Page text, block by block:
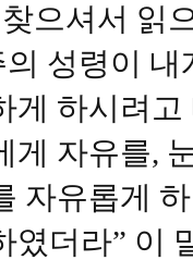
으셔서 읽
의 성령이
게 하시려
게 자유를,
자유롭게
였더라” 이